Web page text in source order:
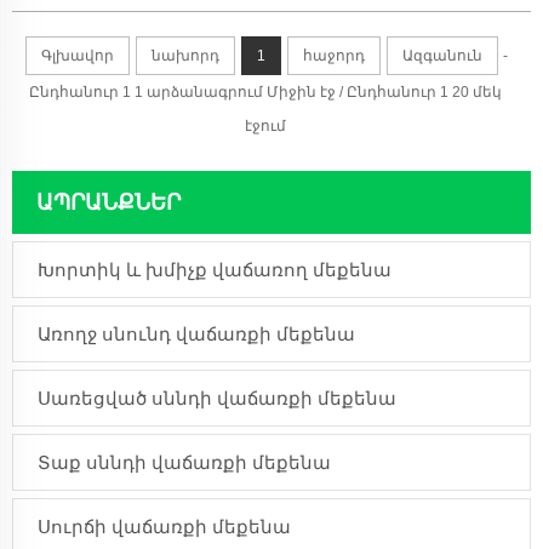
Գլխավոր նախորդ 1 հաջորդ Ազգանուն -
Ընդհանուր 1 1 արձանագրում Միջին էջ / Ընդհանուր 1 20 մեկ
էջում
ԱՊՐԱՆՔՆԵՐ
Խորտիկ և խմիչք վաճառող մեքենա
Առողջ սնունդ վաճառքի մեքենա
Սառեցված սննդի վաճառքի մեքենա
Տաք սննդի վաճառքի մեքենա
Սուրճի վաճառքի մեքենա